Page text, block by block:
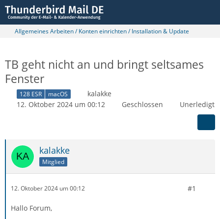
Allgemeines Arbeiten / Konten einrichten / Installation & Update
TB geht nicht an und bringt seltsames
Fenster
128 ESR macOS
kalakke
12. Oktober 2024 um 00:12
Geschlossen Unerledigt
kalakke
Mitglied
12. Oktober 2024 um 00:12 #1
Hallo Forum,